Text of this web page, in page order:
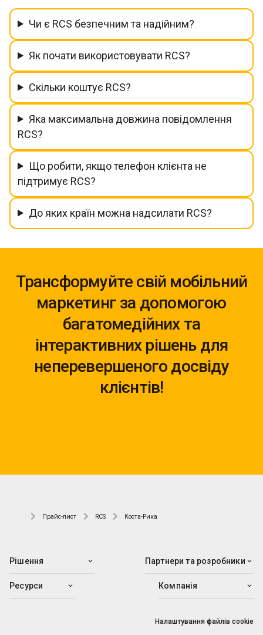
Чи є RCS безпечним та надійним?
Як почати використовувати RCS?
Скільки коштує RCS?
Яка максимальна довжина повідомлення
RCS?
Що робити, якщо телефон клієнта не
підтримує RCS?
До яких країн можна надсилати RCS?
Трансформуйте свій мобільний
маркетинг за допомогою
багатомедійних та
інтерактивних рішень для
неперевершеного досвіду
клієнтів!
Прайс-лист RCS Коста-Рика
Рішення Партнери та розробники
Ресурси Компанія
Налаштування файлів cookie